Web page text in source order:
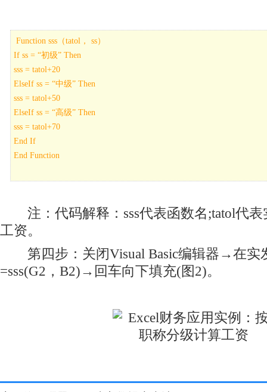
Function sss（tatol， ss）
If ss = “初级” Then
sss = tatol+20
ElseIf ss = “中级” Then
sss = tatol+50
ElseIf ss = “高级” Then
sss = tatol+70
End If
End Function
注：代码解释：sss代表函数名;tatol代表
工资。
第四步：关闭Visual Basic编辑器→在实
=sss(G2，B2)→回车向下填充(图2)。